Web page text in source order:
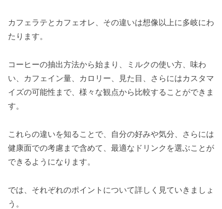
カフェラテとカフェオレ、その違いは想像以上に多岐にわ
たります。
コーヒーの抽出方法から始まり、ミルクの使い方、味わ
い、カフェイン量、カロリー、見た目、さらにはカスタマ
イズの可能性まで、様々な観点から比較することができま
す。
これらの違いを知ることで、自分の好みや気分、さらには
健康面での考慮まで含めて、最適なドリンクを選ぶことが
できるようになります。
では、それぞれのポイントについて詳しく見ていきましょ
う。